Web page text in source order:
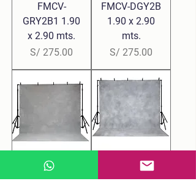
FMCV-
GRY2B1 1.90
x 2.90 mts.
Precio
S/ 275.00
FMCV-DGY2B
1.90 x 2.90
mts.
Precio
S/ 275.00
FMPA-
FMPA-GRY3A